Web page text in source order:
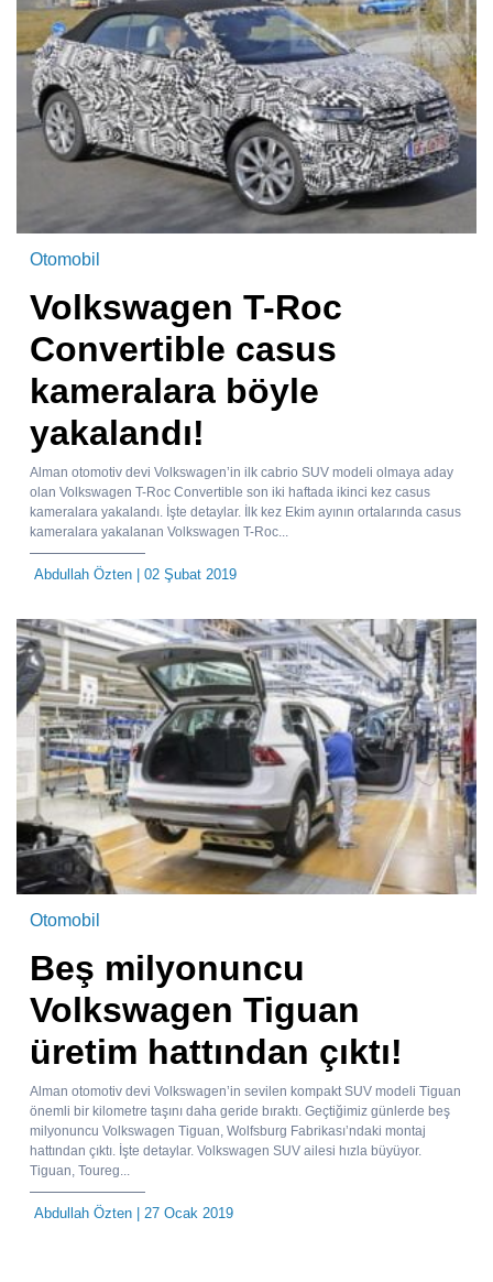
Otomobil
Volkswagen T-Roc
Convertible casus
kameralara böyle
yakalandı!
Alman otomotiv devi Volkswagen’in ilk cabrio SUV modeli olmaya aday
olan Volkswagen T-Roc Convertible son iki haftada ikinci kez casus
kameralara yakalandı. İşte detaylar. İlk kez Ekim ayının ortalarında casus
kameralara yakalanan Volkswagen T-Roc...
Abdullah Özten | 02 Şubat 2019
Otomobil
Beş milyonuncu
Volkswagen Tiguan
üretim hattından çıktı!
Alman otomotiv devi Volkswagen’in sevilen kompakt SUV modeli Tiguan
önemli bir kilometre taşını daha geride bıraktı. Geçtiğimiz günlerde beş
milyonuncu Volkswagen Tiguan, Wolfsburg Fabrikası’ndaki montaj
hattından çıktı. İşte detaylar. Volkswagen SUV ailesi hızla büyüyor.
Tiguan, Toureg...
Abdullah Özten | 27 Ocak 2019